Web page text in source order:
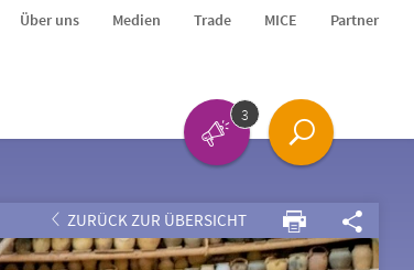
Über uns Medien Trade MICE Partner
3
ZURÜCK ZUR ÜBERSICHT